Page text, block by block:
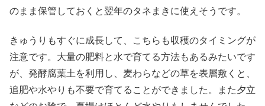
のまま保管しておくと翌年のタネまきに使えそうです。
きゅうりもすぐに成長して、こちらも収穫のタイミングが
注意です。大量の肥料と水で育てる方法もあるみたいです
が、発酵腐葉土を利用し、麦わらなどの草を表層敷くと、
追肥や水やりも不要で育てることができました。また夕立